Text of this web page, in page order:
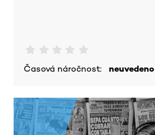
Časová náročnost: neuvedeno